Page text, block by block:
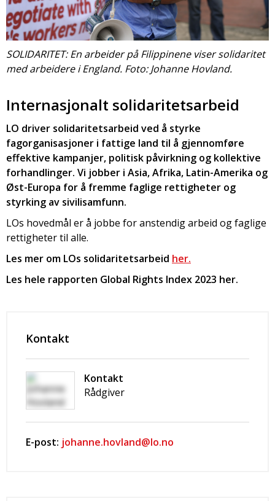
SOLIDARITET: En arbeider på Filippinene viser solidaritet
med arbeidere i England. Foto: Johanne Hovland.
Internasjonalt solidaritetsarbeid
LO driver solidaritetsarbeid ved å styrke
fagorganisasjoner i fattige land til å gjennomføre
effektive kampanjer, politisk påvirkning og kollektive
forhandlinger. Vi jobber i Asia, Afrika, Latin-Amerika og
Øst-Europa for å fremme faglige rettigheter og
styrking av sivilisamfunn.
LOs hovedmål er å jobbe for anstendig arbeid og faglige
rettigheter til alle.
Les mer om LOs solidaritetsarbeid her.
Les hele rapporten Global Rights Index 2023 her.
Kontakt
Kontakt
Rådgiver
E-post: johanne.hovland@lo.no